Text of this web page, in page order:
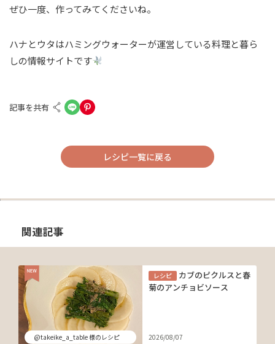
ぜひ一度、作ってみてくださいね。
ハナとウタはハミングウォーターが運営している料理と暮ら
しの情報サイトです
記事を共有
レシピ一覧に戻る
関連記事
@takeike_a_table 様のレシピ
レシピ
カブのピクルスと春
菊のアンチョビソース
2026/08/07